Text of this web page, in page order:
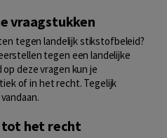
vraagstukken
tegen landelijk stikstofbeleid?
tegen een landelijke
deze vragen kun je
of in het recht. Tegelijk
tot het recht